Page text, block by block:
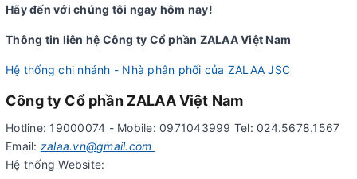
Hãy đến với chúng tôi ngay hôm nay!
Thông tin liên hệ Công ty Cổ phần ZALAA Việt Nam
Hệ thống chi nhánh - Nhà phân phối của ZALAA JSC
Công ty Cổ phần ZALAA Việt Nam
Hotline: 19000074 - Mobile: 0971043999 Tel: 024.5678.1567
Email: zalaa.vn@gmail.com
Hệ thống Website: